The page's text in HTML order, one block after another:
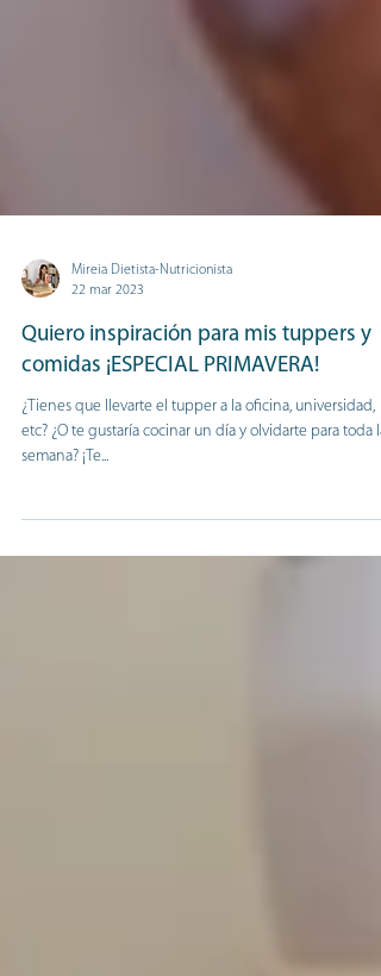
Mireia Dietista-Nutricionista
22 mar 2023
Quiero inspiración para mis tuppers y
comidas ¡ESPECIAL PRIMAVERA!
semana? ¡Te...